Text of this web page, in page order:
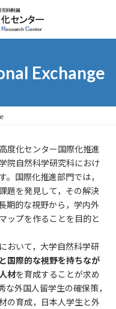
Exchange
度化センター国際化推進
院自然科学研究科におけ
。国際化推進部門では，
題を発見して，その解決
期的な視野から，学内外
ップを作ることを目的と
おいて，大学自然科学研
国際的な視野を持ちなが
材を育成することが求め
な外国人留学生の確保策，
の育成，日本人学生と外